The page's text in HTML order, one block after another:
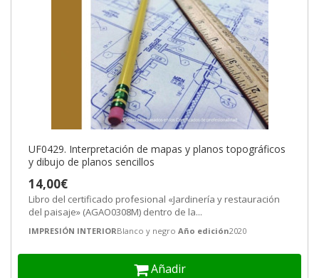
UF0429. Interpretación de mapas y planos topográficos
y dibujo de planos sencillos
14,00€
Libro del certificado profesional «Jardinería y restauración
del paisaje» (AGAO0308M) dentro de la...
IMPRESIÓN INTERIORBlanco y negro Año edición2020
Añadir